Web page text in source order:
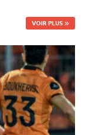
VOIR PLUS